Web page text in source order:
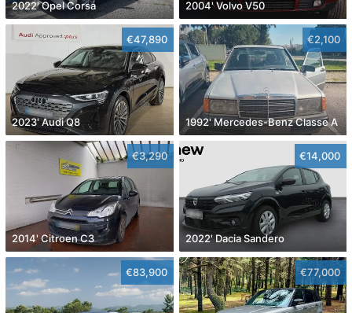
2022' Opel Corsa 2004' Volvo V50
€47,890
2023' Audi Q8
€2,100
1992' Mercedes-Benz Classe A
€3,290
2014' Citroen C3
€14,000
2022' Dacia Sandero
€83,900 €77,000